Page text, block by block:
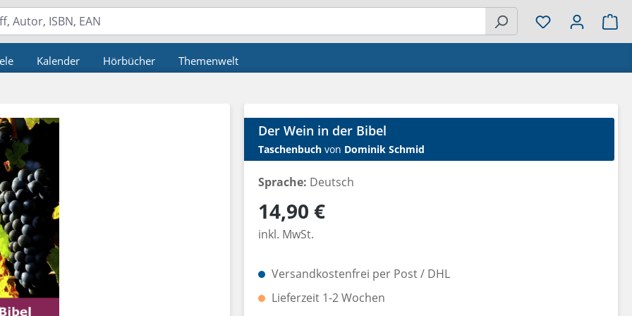
Kalender Hörbücher Themenwelt
Der Wein in der Bibel
Taschenbuch von Dominik Schmid
Sprache: Deutsch
Regulärer Preis:
14,90 €
inkl. MwSt.
Versandkostenfrei per Post / DHL
Lieferzeit 1-2 Wochen